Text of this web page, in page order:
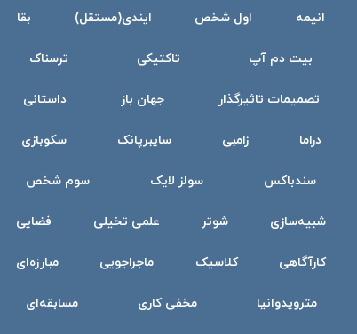
انیمه اول شخص ایندی(مستقل) بقا
بیت دم آپ تاکتیکی ترسناک
تصمیمات تاثیرگذار جهان باز داستانی
دراما زامبی سایبرپانک سکوبازی
سندباکس سولز لایک سوم شخص
شبیه‌سازی شوتر علمی تخیلی فضایی
کارآگاهی کلاسیک ماجراجویی مبارزه‌ای
مترویدوانیا مخفی کاری مسابقه‌ای